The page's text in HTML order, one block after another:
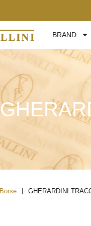
BRAND
Borse GHERARDINI